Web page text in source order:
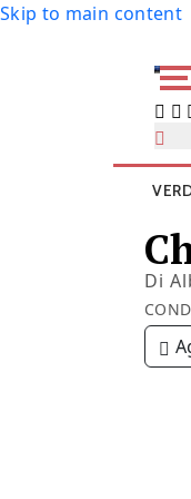
Skip to main content
Di